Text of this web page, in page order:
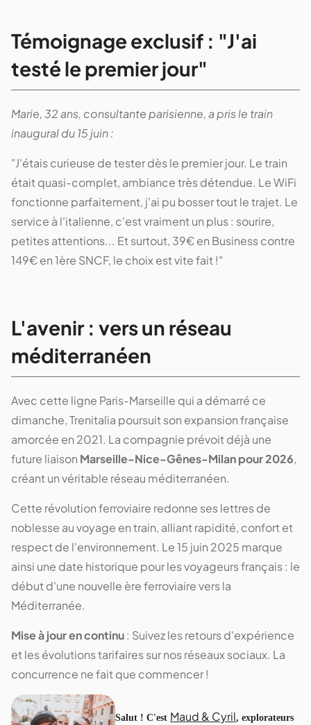
Témoignage exclusif : "J'ai
testé le premier jour"
Marie, 32 ans, consultante parisienne, a pris le train
inaugural du 15 juin :
"J'étais curieuse de tester dès le premier jour. Le train
était quasi-complet, ambiance très détendue. Le WiFi
fonctionne parfaitement, j'ai pu bosser tout le trajet. Le
service à l'italienne, c'est vraiment un plus : sourire,
petites attentions... Et surtout, 39€ en Business contre
149€ en 1ère SNCF, le choix est vite fait !"
L'avenir : vers un réseau
méditerranéen
Avec cette ligne Paris-Marseille qui a démarré ce
dimanche, Trenitalia poursuit son expansion française
amorcée en 2021. La compagnie prévoit déjà une
future liaison Marseille-Nice-Gênes-Milan pour 2026,
créant un véritable réseau méditerranéen.
Cette révolution ferroviaire redonne ses lettres de
noblesse au voyage en train, alliant rapidité, confort et
respect de l'environnement. Le 15 juin 2025 marque
ainsi une date historique pour les voyageurs français : le
début d'une nouvelle ère ferroviaire vers la
Méditerranée.
Mise à jour en continu: Suivez les retours d'expérience
et les évolutions tarifaires sur nos réseaux sociaux. La
concurrence ne fait que commencer !
Salut ! C'est Maud & Cyril, explorateurs